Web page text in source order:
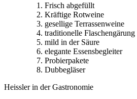
Frisch abgefüllt
Kräftige Rotweine
gesellige Terrassenweine
traditionelle Flaschengärung
mild in der Säure
elegante Essensbegleiter
Probierpakete
Dubbegläser
Heissler in der Gastronomie